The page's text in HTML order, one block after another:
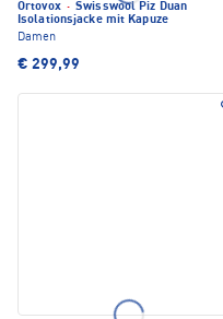
Ortovox · Swisswool Piz Duan
Isolationsjacke mit Kapuze
Damen
€ 299,99